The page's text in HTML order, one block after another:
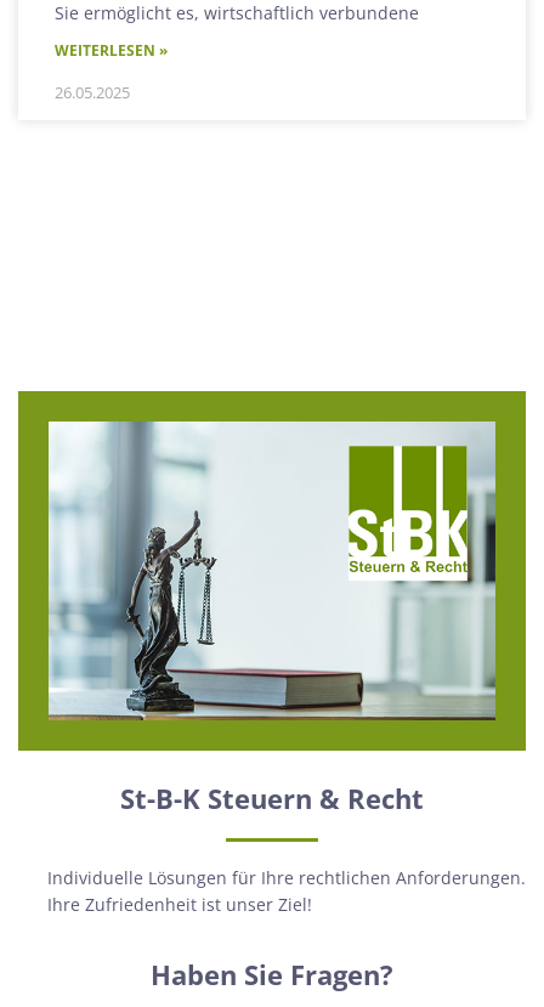
Sie ermöglicht es, wirtschaftlich verbundene
WEITERLESEN »
26.05.2025
St-B-K Steuern & Recht
Individuelle Lösungen für Ihre rechtlichen Anforderungen.
Ihre Zufriedenheit ist unser Ziel!
Haben Sie Fragen?